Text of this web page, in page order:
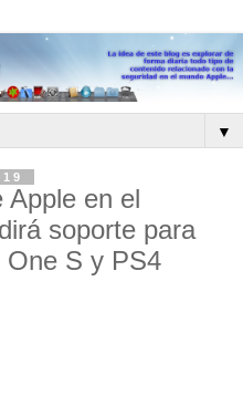
▼
Apple en el
soporte para
One S y PS4